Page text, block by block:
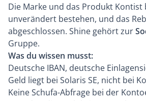
Die Marke und das Produkt Kontist
unverändert bestehen, und das
abgeschlossen. Shine gehört zur
Gruppe.
Was du wissen musst:
Deutsche IBAN, deutsche
Geld liegt bei Solaris SE, nicht bei
Keine Schufa-Abfrage bei der